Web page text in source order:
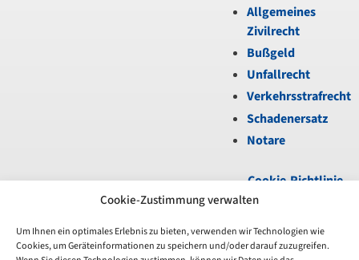
Cookie-Zustimmung verwalten
Um Ihnen ein optimales Erlebnis zu bieten, verwenden wir Technologien wie
Cookies, um Geräteinformationen zu speichern und/oder darauf zuzugreifen.
Unfortunately,
Allgemeines
Zivilrecht
Bußgeld
Unfallrecht
Verkehrsstrafrecht
Schadenersatz
Notare
Cookie-Richtlinie
(EU)